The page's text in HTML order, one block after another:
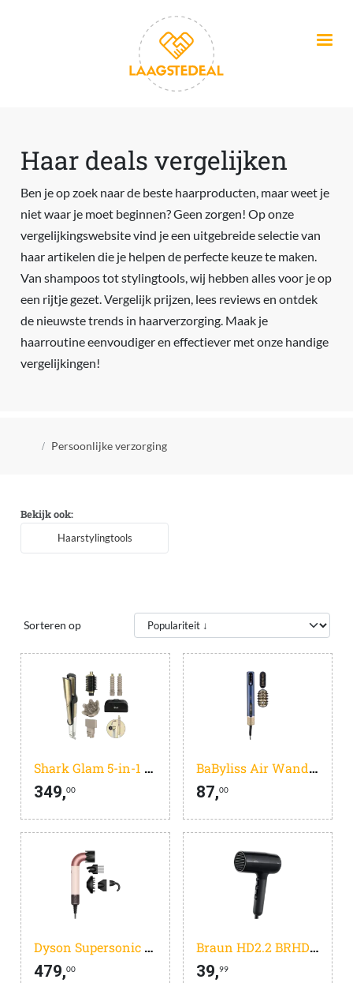
Haar deals vergelijken
Ben je op zoek naar de beste haarproducten, maar weet je
niet waar je moet beginnen? Geen zorgen! Op onze
vergelijkingswebsite vind je een uitgebreide selectie van
haar artikelen die je helpen de perfecte keuze te maken.
Van shampoos tot stylingtools, wij hebben alles voor je op
een rijtje gezet. Vergelijk prijzen, lees reviews en ontdek
de nieuwste trends in haarverzorging. Maak je
haarroutine eenvoudiger en effectiever met onze handige
vergelijkingen!
Kruimelpad
Persoonlijke verzorging
Bekijk ook:
Haarstylingtools
Sorteren op
Shark Glam 5-in-1 HD6052SEU
349,00
BaByliss Air Wand 3-in-1 Wet To Dry AS6550E
87,00
Dyson Supersonic r Curly+Coily Ceramic Pink
479,00
Braun HD2.2 BRHD225E
39,99